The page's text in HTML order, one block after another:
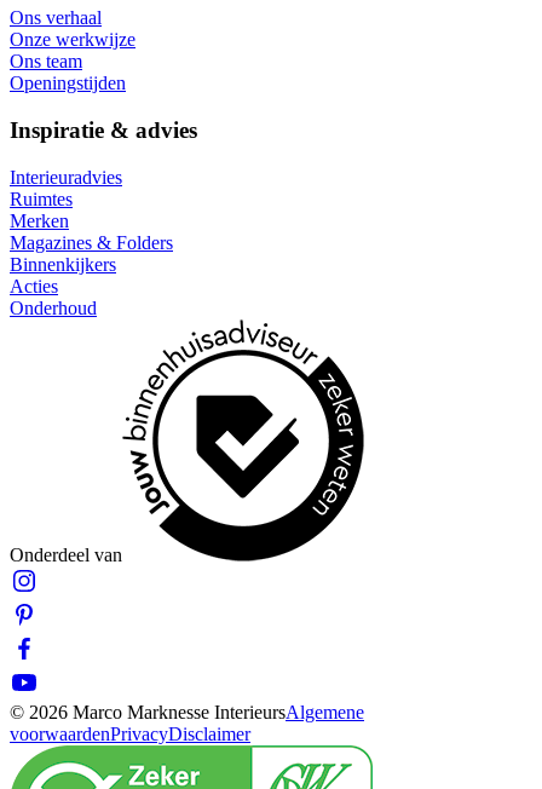
Ons verhaal
Onze werkwijze
Ons team
Openingstijden
Inspiratie & advies
Interieuradvies
Ruimtes
Merken
Magazines & Folders
Binnenkijkers
Acties
Onderhoud
Onderdeel van
© 2026 Marco Marknesse InterieursAlgemene
voorwaardenPrivacyDisclaimer